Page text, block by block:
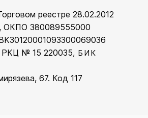
реестре 28.02.2012
ОКПО 380089555000
№ 15 220035, БИК
67. Код 117